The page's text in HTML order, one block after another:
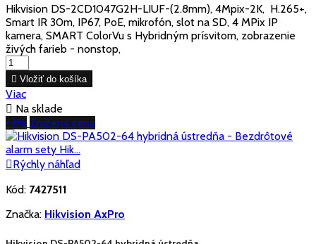
Hikvision DS-2CD1047G2H-LIUF-(2.8mm), 4Mpix-2K, H.265+,
Smart IR 30m, IP67, PoE, mikrofón, slot na SD, 4 MPix IP
kamera, SMART ColorVu s Hybridným prísvitom, zobrazenie
živých farieb - nonstop,
 Vložiť do košíka
Viac
 Na sklade
-3% Znížená cena
Rýchly náhľad
Kód: 7427511
Značka: Hikvision AxPro